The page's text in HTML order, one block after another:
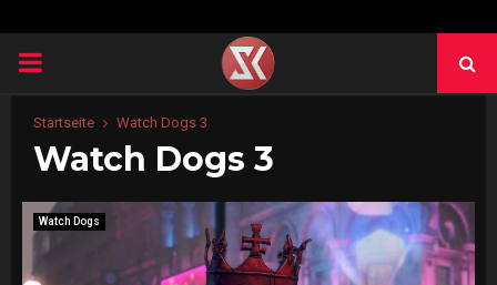
PRIMARY
MENU
Startseite Watch Dogs 3
Watch Dogs 3
Watch Dogs